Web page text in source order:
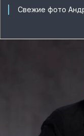
Свежие фото